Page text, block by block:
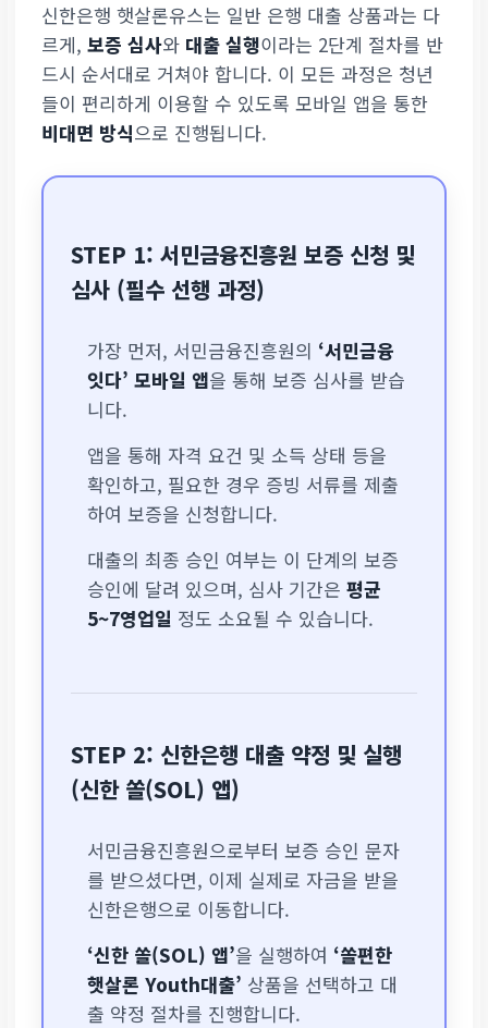
신한은행 햇살론유스는 일반 은행 대출 상품과는 다
르게,보증 심사와 대출 실행이라는 2단계 절차를 반
드시 순서대로 거쳐야 합니다. 이 모든 과정은 청년
들이 편리하게 이용할 수 있도록 모바일 앱을 통한
비대면 방식으로 진행됩니다.
STEP 1: 서민금융진흥원 보증 신청 및
심사 (필수 선행 과정)
가장 먼저, 서민금융진흥원의 ‘서민금융
잇다’ 모바일 앱을 통해 보증 심사를 받습
니다.
앱을 통해 자격 요건 및 소득 상태 등을
확인하고, 필요한 경우 증빙 서류를 제출
하여 보증을 신청합니다.
대출의 최종 승인 여부는 이 단계의 보증
승인에 달려 있으며, 심사 기간은평균
5~7영업일 정도 소요될 수 있습니다.
STEP 2: 신한은행 대출 약정 및 실행
(신한 쏠(SOL) 앱)
서민금융진흥원으로부터 보증 승인 문자
를 받으셨다면, 이제 실제로 자금을 받을
신한은행으로 이동합니다.
‘신한 쏠(SOL) 앱’을 실행하여 ‘쏠편한
햇살론 Youth대출’ 상품을 선택하고 대
출 약정 절차를 진행합니다.